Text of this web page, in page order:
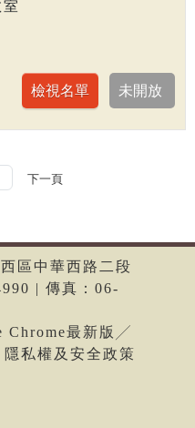
下一頁
區中華西路二段
| 傳真：06-
Chrome最新版╱
私權及安全政策